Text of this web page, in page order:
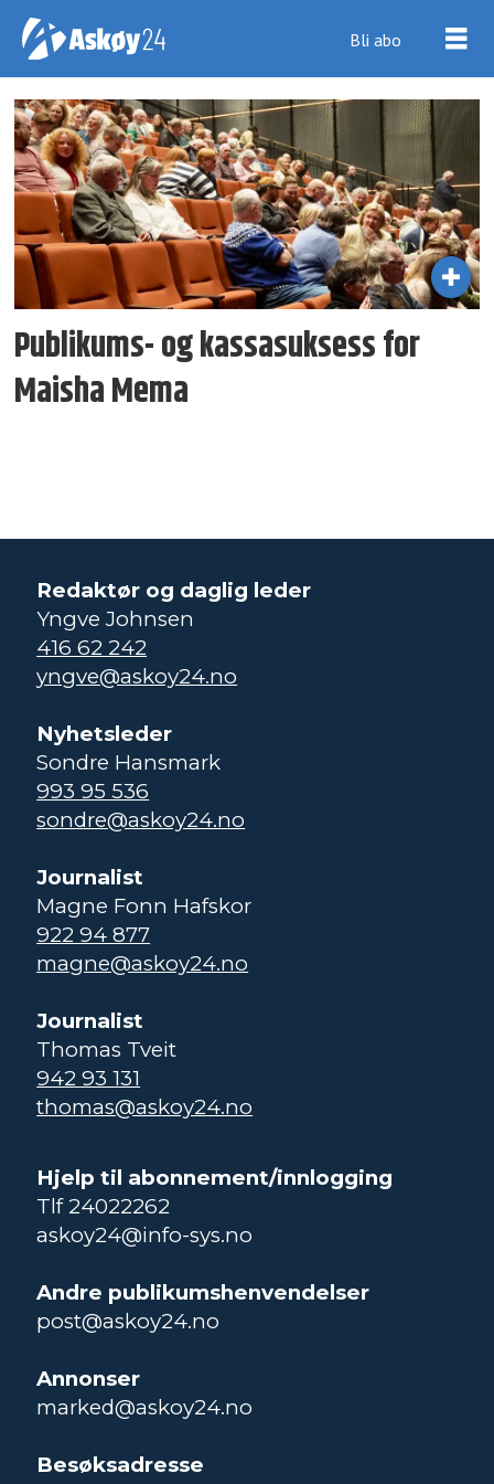
Bli abo
Tag:
nairobi-
slummen
Publikums- og kassasuksess for
Maisha Mema
Redaktør og daglig leder
Yngve Johnsen
416 62 242
yngve@askoy24.no
Nyhetsleder
Sondre Hansmark
993 95 536
sondre@askoy24.no
Journalist
Magne Fonn Hafskor
922 94 877
magne@askoy24.no
Journalist
Thomas Tveit
942 93 131
thomas@askoy24.no
Hjelp til abonnement/innlogging
Tlf 24022262
askoy24@info-sys.no
Andre publikumshenvendelser
post@askoy24.no
Annonser
marked@askoy24.no
Besøksadresse